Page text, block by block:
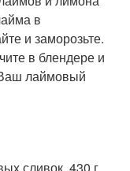
в
и заморозьте.
в блендере и
лаймовый